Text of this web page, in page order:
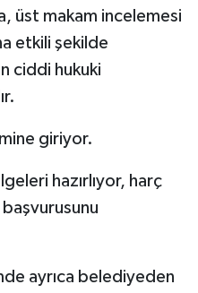
üst makam incelemesi
etkili şekilde
ciddi hukuki
giriyor.
hazırlıyor, harç
ayrıca belediyeden